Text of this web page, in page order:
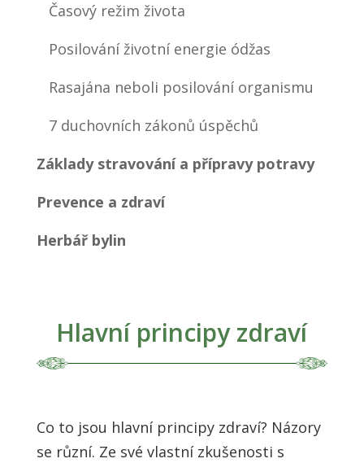
Časový režim života
Posilování životní energie ódžas
Rasajána neboli posilování organismu
7 duchovních zákonů úspěchů
Základy stravování a přípravy potravy
Prevence a zdraví
Herbář bylin
Hlavní principy zdraví
Co to jsou hlavní principy zdraví? Názory
se různí. Ze své vlastní zkušenosti s